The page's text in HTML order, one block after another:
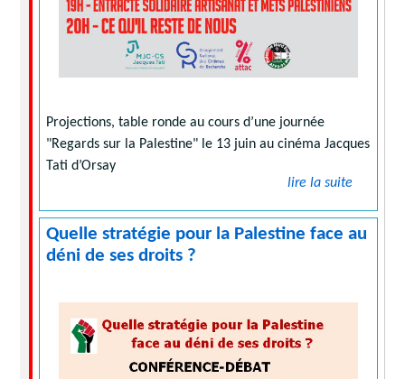
Projections, table ronde au cours d’une journée
"Regards sur la Palestine" le 13 juin au cinéma Jacques
Tati d’Orsay
lire la suite
Quelle stratégie pour la Palestine face au
déni de ses droits ?